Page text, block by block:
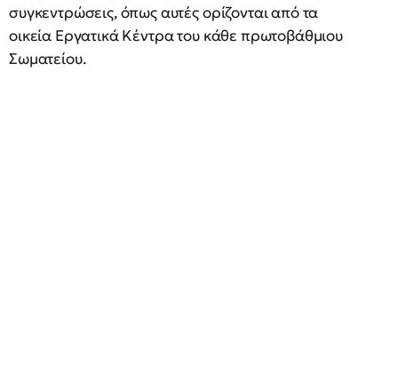
συγκεντρώσεις, όπως αυτές ορίζονται από τα
οικεία Εργατικά Κέντρα του κάθε πρωτοβάθμιου
Σωματείου.